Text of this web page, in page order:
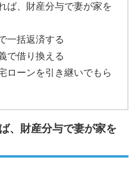
ば、財産分与で妻が家を
一括返済する
で借り換える
ローンを引き継いでもら
、財産分与で妻が家を